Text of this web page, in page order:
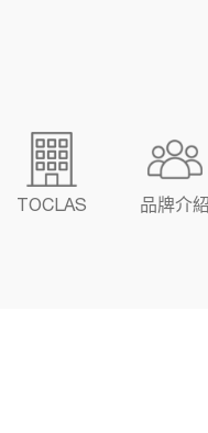
TOCLAS 品牌介紹